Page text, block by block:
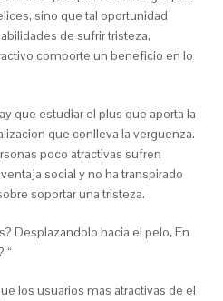
sino que tal oportunidad
de sufrir tristeza,
comporte un beneficio en lo
que estudiar el plus que aporta la
que conlleva la verguenza.
poco atractivas sufren
social y no ha transpirado
soportar una tristeza.
Desplazandolo hacia el pelo, En
“
los usuarios mas atractivas de el